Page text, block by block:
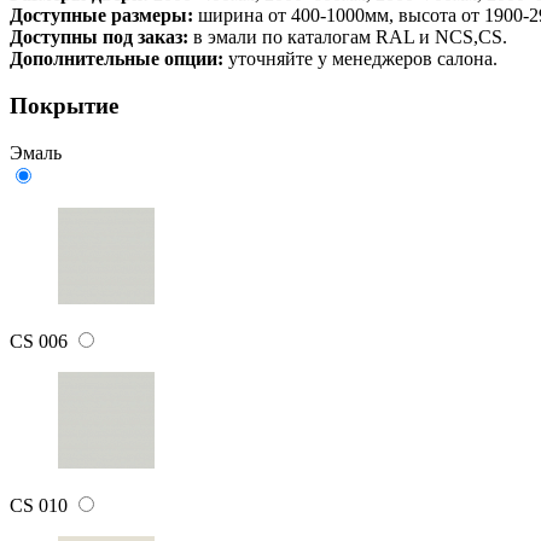
Доступные размеры: ширина от 400-1000мм, высота от 1900-
Доступны под заказ: в эмали по каталогам RAL и NCS,CS.
Дополнительные опции: уточняйте у менеджеров салона.
Покрытие
Эмаль
CS 006
CS 010